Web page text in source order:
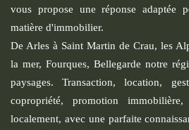
vous propose une réponse adaptée
matière d'immobilier.
De Arles à Saint Martin de Crau, les
la mer, Fourques, Bellegarde notre
paysages. Transaction, location,
copropriété, promotion
localement, avec une parfaite